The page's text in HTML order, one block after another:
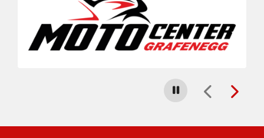
Carousel stoppen